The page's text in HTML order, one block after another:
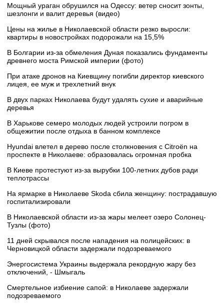
Мощный ураган обрушился на Одессу: ветер сносит зонты,
шезлонги и валит деревья (видео)
Цены на жилье в Николаевской области резко выросли:
квартиры в новостройках подорожали на 15,5%
В Болгарии из-за обмеления Дуная показались фундаменты
древнего моста Римской империи (фото)
При атаке дронов на Киевщину погибли директор киевского
лицея, ее муж и трехлетний внук
В двух парках Николаева будут удалять сухие и аварийные
деревья
В Харькове семеро молодых людей устроили погром в
общежитии после отдыха в банном комплексе
Hyundai влетел в дерево после столкновения с Citroën на
проспекте в Николаеве: образовалась огромная пробка
В Киеве протестуют из-за вырубки 100-летних дубов ради
теплотрассы
На ярмарке в Николаеве Skoda сбила женщину: пострадавшую
госпитализировали
В Николаевской области из-за жары мелеет озеро Солонец-
Тузлы (фото)
11 дней скрывался после нападения на полицейских: в
Черновицкой области задержали подозреваемого
Энергосистема Украины выдержала рекордную жару без
отключений, - Шмыгаль
Смертельное избиение сапой: в Николаеве задержали
подозреваемого